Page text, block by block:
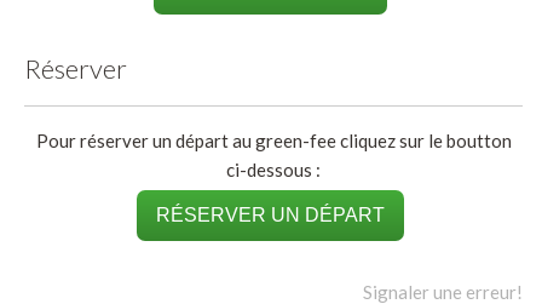
Réserver
Pour réserver un départ au green-fee cliquez sur le boutton
ci-dessous :
RÉSERVER UN DÉPART
Signaler une erreur!